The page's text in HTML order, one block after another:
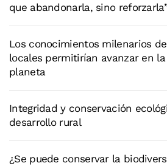
que abandonarla, sino
Los conocimientos milenarios
locales permitirían avanzar en
planeta
Integridad y conservación
desarrollo rural
¿Se puede conservar la